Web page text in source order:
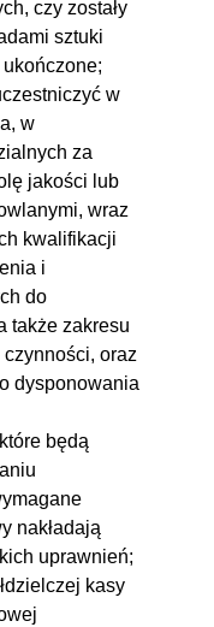
czy zostały
sztuki
w
w
za
jakości lub
wraz
kwalifikacji
i
do
także zakresu
oraz
dysponowania
będą
nakładają
uprawnień;
kasy